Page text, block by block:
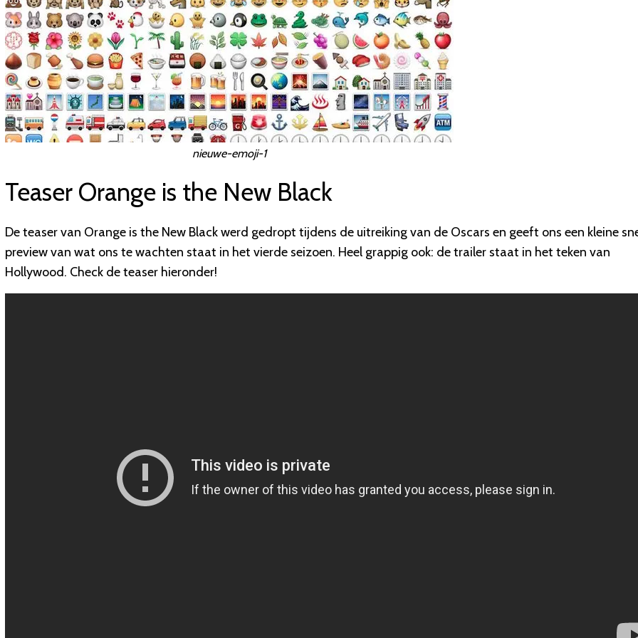
nieuwe-emoji-1
Teaser Orange is the New Black
De teaser van Orange is the New Black werd gedropt tijdens de uitreiking van de Oscars en geeft ons een kleine
preview van wat ons te wachten staat in het vierde seizoen. Heel grappig ook: de trailer staat in het teken van
Hollywood. Check de teaser hieronder!